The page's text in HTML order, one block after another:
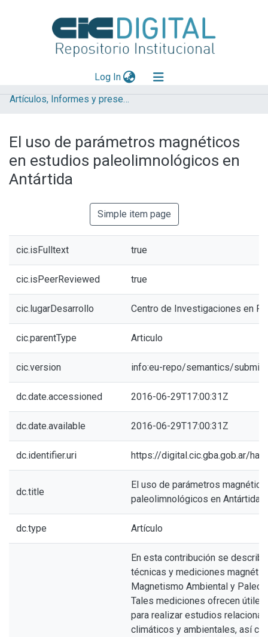
Log In(current)
Explorar
Aportar material
Statistics
Artículos, Informes y presentaciones en Congresos
El uso de parámetros magnéticos
en estudios paleolimnológicos en
Antártida
Simple item page
cic.isFulltext true
cic.isPeerReviewed true
cic.lugarDesarrollo Centro de Investigaciones en
cic.parentType Articulo
cic.version info:eu-repo/semantics/
dc.date.accessioned 2016-06-29T17:00:31Z
dc.date.available 2016-06-29T17:00:31Z
dc.identifier.uri https://digital.cic.gba.gob.ar/
dc.title
El uso de parámetros
paleolimnológicos en Antártida
dc.type Artículo
En esta contribución se
técnicas y mediciones
Magnetismo Ambiental y
Tales mediciones ofrecen
para realizar estudios
climáticos y ambientales, así